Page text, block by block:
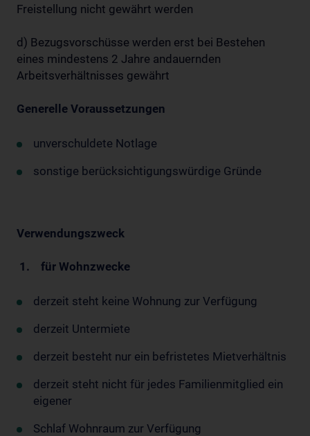
Freistellung nicht gewährt werden
d) Bezugsvorschüsse werden erst bei Bestehen
eines mindestens 2 Jahre andauernden
Arbeitsverhältnisses gewährt
Generelle Voraussetzungen
unverschuldete Notlage
sonstige berücksichtigungswürdige Gründe
Verwendungszweck
1. für Wohnzwecke
derzeit steht keine Wohnung zur Verfügung
derzeit Untermiete
derzeit besteht nur ein befristetes Mietverhältnis
derzeit steht nicht für jedes Familienmitglied ein
eigener
Schlaf Wohnraum zur Verfügung